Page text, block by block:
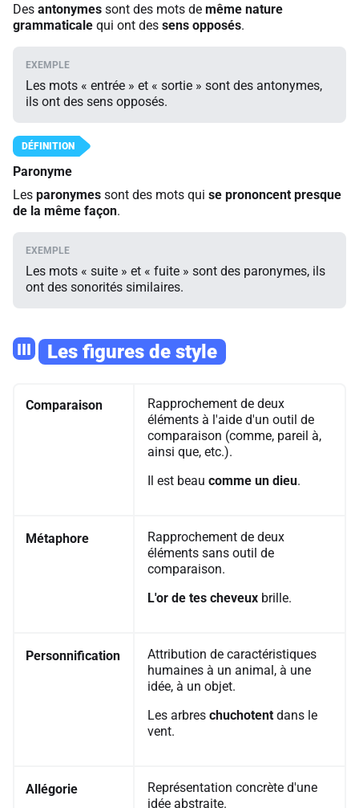
Des antonymes sont des mots de même nature
grammaticale qui ont des sens opposés.
Les mots « entrée » et « sortie » sont des antonymes,
ils ont des sens opposés.
Paronyme
Les paronymes sont des mots qui se prononcent presque
de la même façon.
Les mots « suite » et « fuite » sont des paronymes, ils
ont des sonorités similaires.
III Les figures de style
Comparaison
Rapprochement de deux
éléments à l'aide d'un outil de
comparaison (comme, pareil à,
ainsi que, etc.).
Il est beau comme un dieu.
Métaphore
Rapprochement de deux
éléments sans outil de
comparaison.
L'or de tes cheveux brille.
Personnification
Attribution de caractéristiques
humaines à un animal, à une
idée, à un objet.
Les arbres chuchotent dans le
vent.
Allégorie
Représentation concrète d'une
idée abstraite.